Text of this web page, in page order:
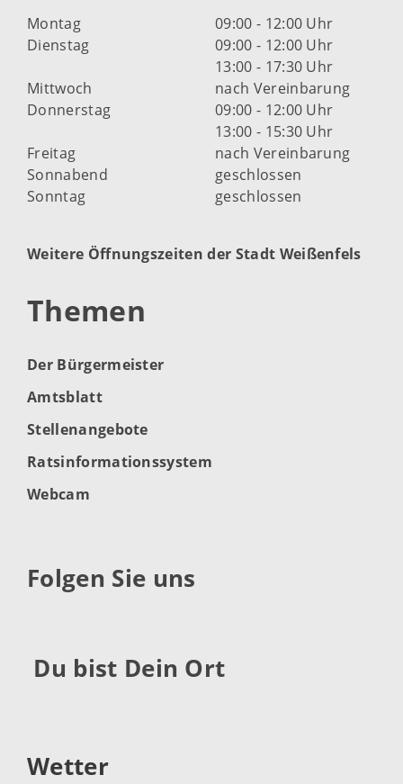
Montag
09:00 - 12:00 Uhr
Dienstag
09:00 - 12:00 Uhr
13:00 - 17:30 Uhr
Mittwoch
nach Vereinbarung
Donnerstag
09:00 - 12:00 Uhr
13:00 - 15:30 Uhr
Freitag
nach Vereinbarung
Sonnabend
geschlossen
Sonntag
geschlossen
Weitere Öffnungszeiten der Stadt Weißenfels
Themen
Der Bürgermeister
Amtsblatt
Stellenangebote
Ratsinformationssystem
Webcam
Folgen Sie uns
Du bist Dein Ort
Wetter